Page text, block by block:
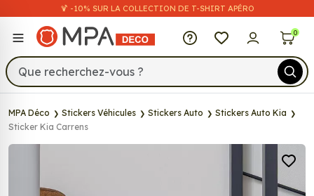
🍹 -10% SUR LA COLLECTION DE T-SHIRT APÉRO
MPA Déco 0
MPA Déco Stickers Véhicules Stickers Auto
Stickers Auto Kia
Sticker Kia Carrens